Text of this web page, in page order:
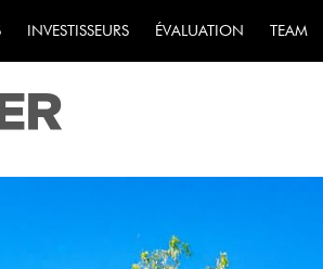
INVESTISSEURS ÉVALUATION TEAM
À